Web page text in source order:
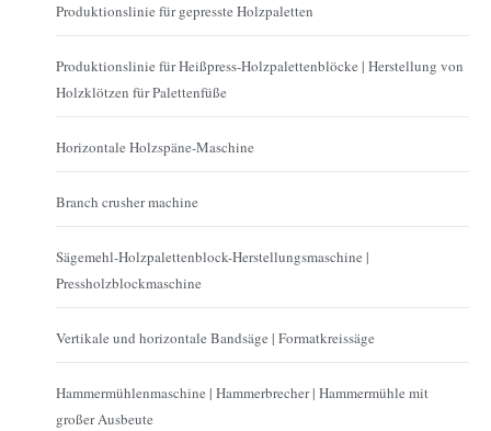
Produktionslinie für gepresste Holzpaletten
Produktionslinie für Heißpress-Holzpalettenblöcke | Herstellung von
Holzklötzen für Palettenfüße
Horizontale Holzspäne-Maschine
Branch crusher machine
Sägemehl-Holzpalettenblock-Herstellungsmaschine |
Pressholzblockmaschine
Vertikale und horizontale Bandsäge | Formatkreissäge
Hammermühlenmaschine | Hammerbrecher | Hammermühle mit
großer Ausbeute